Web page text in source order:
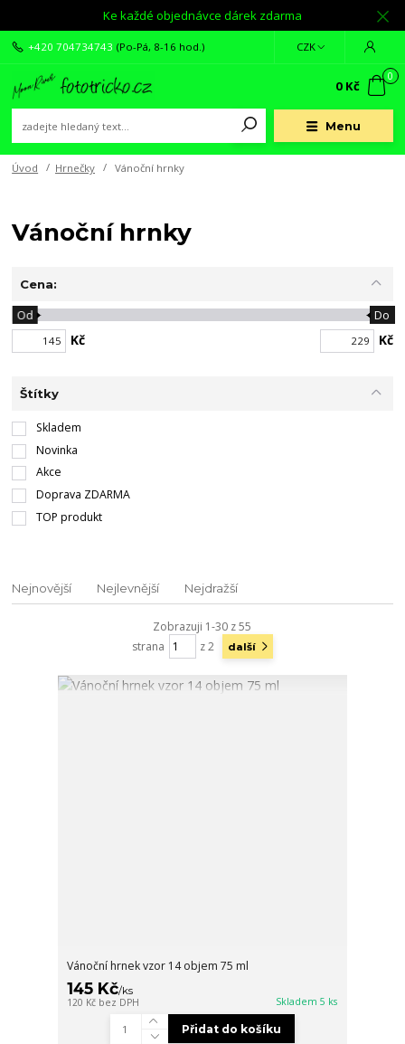
Ke každé objednávce dárek zdarma
Menu
CZK
+420 704734743 (Po-Pá, 8-16 hod.)
0
0 Kč
Úvod Hrnečky Vánoční hrnky
Vánoční hrnky
Cena:
Kč
Od Do
Kč
Štítky
Skladem
Novinka
Akce
Doprava ZDARMA
TOP produkt
Nejnovější Nejlevnější Nejdražší
Zobrazuji 1-30 z 55
strana
z 2 další
Vánoční hrnek vzor 14 objem 75 ml
145 Kč/ks
120 Kč bez DPH Skladem 5 ks
Přidat do košíku